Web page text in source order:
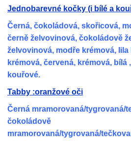
Jednobarevné kočky (i bílé a
Černá, čokoládová, skořicová,
černě želvovinová, čokoládově
želvovinová, modře krémová, lila
krémová, červená, krémová, bílá
kouřové.
Tabby :oranžové oči
Černá mramorovaná/tygrovaná/
čokoládově
mramorovaná/tygrovaná/